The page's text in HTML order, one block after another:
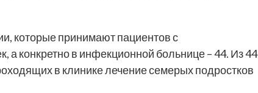
которые принимают пациентов с
а конкретно в инфекционной больнице – 44. Из 44
в клинике лечение семерых подростков